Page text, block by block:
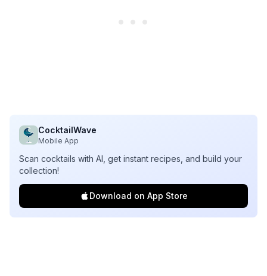
CocktailWave
Mobile App
Scan cocktails with AI, get instant recipes, and build your
collection!
Download on App Store